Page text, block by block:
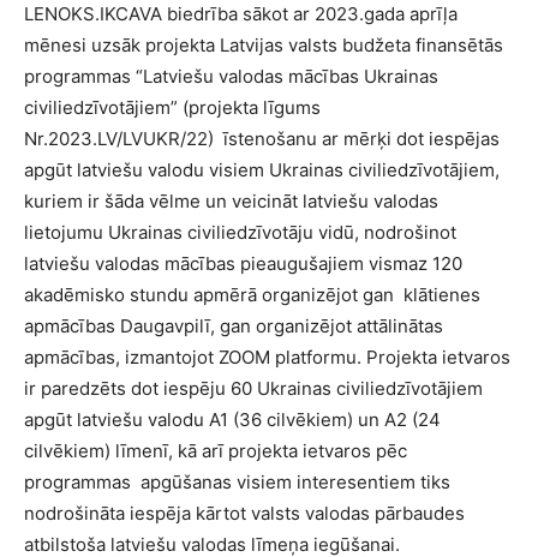
LENOKS.IKCAVA biedrība sākot ar 2023.gada aprīļa
mēnesi uzsāk projekta Latvijas valsts budžeta finansētās
programmas “Latviešu valodas mācības Ukrainas
civiliedzīvotājiem” (projekta līgums
Nr.2023.LV/LVUKR/22) īstenošanu ar mērķi dot iespējas
apgūt latviešu valodu visiem Ukrainas civiliedzīvotājiem,
kuriem ir šāda vēlme un veicināt latviešu valodas
lietojumu Ukrainas civiliedzīvotāju vidū, nodrošinot
latviešu valodas mācības pieaugušajiem vismaz 120
akadēmisko stundu apmērā organizējot gan klātienes
apmācības Daugavpilī, gan organizējot attālinātas
apmācības, izmantojot ZOOM platformu. Projekta ietvaros
ir paredzēts dot iespēju 60 Ukrainas civiliedzīvotājiem
apgūt latviešu valodu A1 (36 cilvēkiem) un A2 (24
cilvēkiem) līmenī, kā arī projekta ietvaros pēc
programmas apgūšanas visiem interesentiem tiks
nodrošināta iespēja kārtot valsts valodas pārbaudes
atbilstoša latviešu valodas līmeņa iegūšanai.